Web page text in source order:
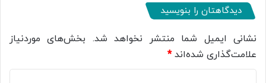
دیدگاهتان را بنویسید
نشانی ایمیل شما منتشر نخواهد شد. بخش‌های موردنیاز
علامت‌گذاری شده‌اند*